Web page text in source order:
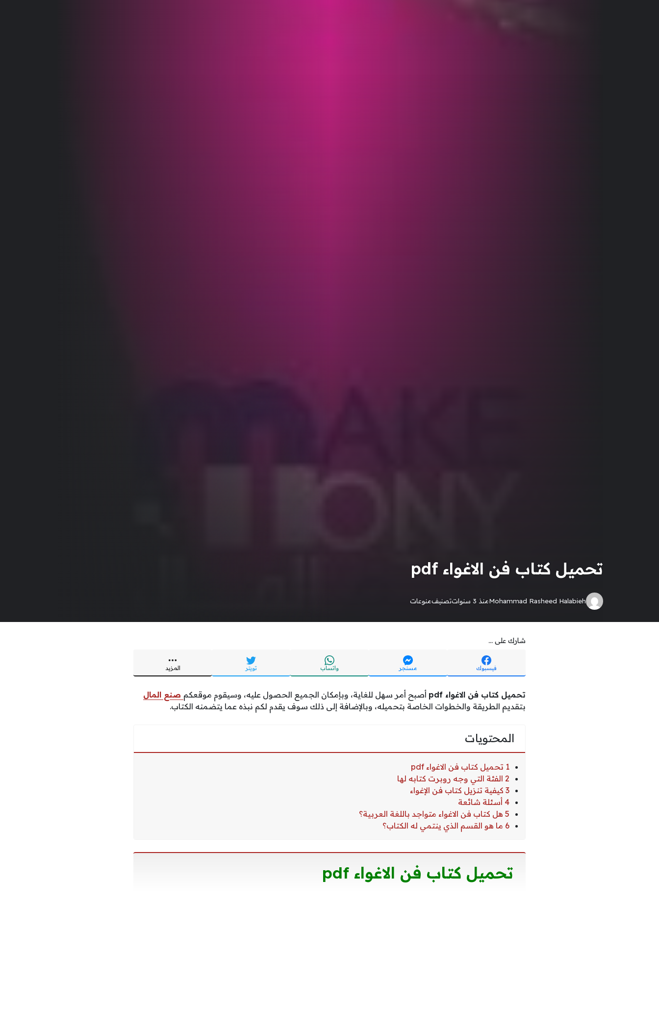
تحميل كتاب فن الاغواء pdf
Mohammad Rasheed Halabiehمنذ 3 سنوات تصنيفمنوعات
شارك على ...
فيسبوك مسنجر واتساب تويتر المزيد
تحميل كتاب فن الاغواء pdf أصبح أمر سهل للغاية، وبإمكان الجميع الحصول عليه، وسيقوم موقعكم صنع المال
بتقديم الطريقة والخطوات الخاصة بتحميله، وبالإضافة إلى ذلك سوف يقدم لكم نبذه عما يتضمنه الكتاب.
المحتويات
1 تحميل كتاب فن الاغواء pdf
2 الفئة التي وجه روبرت كتابه لها
3 كيفية تنزيل كتاب فن الإغواء
4 أسئلة شائعة
5 هل كتاب فن الاغواء متواجد باللغة العربية؟
6 ما هو القسم الذي ينتمي له الكتاب؟
تحميل كتاب فن الاغواء pdf